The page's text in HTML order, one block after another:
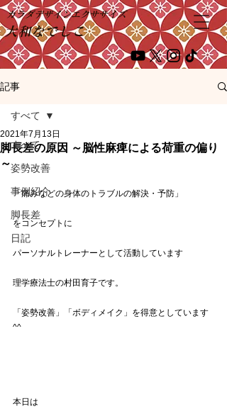
カラダデザインエクササイズ
大和なでしこ
記事
すべて
姿勢改善
事例紹介
脚長差
日記
すべて
脚長差の原因 ～脳性麻痺による荷重の偏り
～
2021年7月13日
「痛みなどの身体のトラブルの解決・予防」
をコンセプトに
パーソナルトレーナーとして活動しています
理学療法士の村田育子です。
「姿勢改善」「ボディメイク」を得意としています
^^
本日は